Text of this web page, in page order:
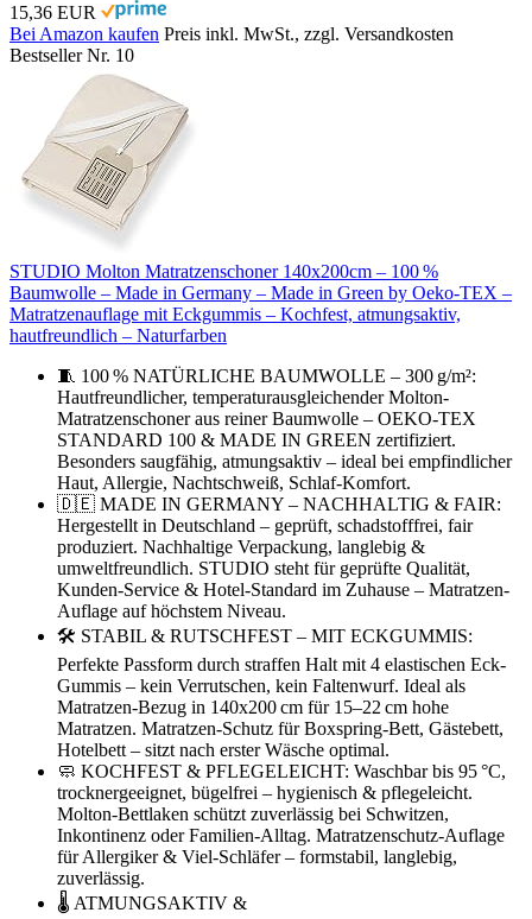
15,36 EUR
Bei Amazon kaufen Preis inkl. MwSt., zzgl. Versandkosten
Bestseller Nr. 10
STUDIO Molton Matratzenschoner 140x200cm – 100 %
Baumwolle – Made in Germany – Made in Green by Oeko-TEX –
Matratzenauflage mit Eckgummis – Kochfest, atmungsaktiv,
hautfreundlich – Naturfarben
🧵 100 % NATÜRLICHE BAUMWOLLE – 300 g/m²:
Hautfreundlicher, temperaturausgleichender Molton-
Matratzenschoner aus reiner Baumwolle – OEKO-TEX
STANDARD 100 & MADE IN GREEN zertifiziert.
Besonders saugfähig, atmungsaktiv – ideal bei empfindlicher
Haut, Allergie, Nachtschweiß, Schlaf-Komfort.
🇩🇪 MADE IN GERMANY – NACHHALTIG & FAIR:
Hergestellt in Deutschland – geprüft, schadstofffrei, fair
produziert. Nachhaltige Verpackung, langlebig &
umweltfreundlich. STUDIO steht für geprüfte Qualität,
Kunden-Service & Hotel-Standard im Zuhause – Matratzen-
Auflage auf höchstem Niveau.
🛠️ STABIL & RUTSCHFEST – MIT ECKGUMMIS:
Perfekte Passform durch straffen Halt mit 4 elastischen Eck-
Gummis – kein Verrutschen, kein Faltenwurf. Ideal als
Matratzen-Bezug in 140x200 cm für 15–22 cm hohe
Matratzen. Matratzen-Schutz für Boxspring-Bett, Gästebett,
Hotelbett – sitzt nach erster Wäsche optimal.
🧼 KOCHFEST & PFLEGELEICHT: Waschbar bis 95 °C,
trocknergeeignet, bügelfrei – hygienisch & pflegeleicht.
Molton-Bettlaken schützt zuverlässig bei Schwitzen,
Inkontinenz oder Familien-Alltag. Matratzenschutz-Auflage
für Allergiker & Viel-Schläfer – formstabil, langlebig,
zuverlässig.
🌡️ ATMUNGSAKTIV &